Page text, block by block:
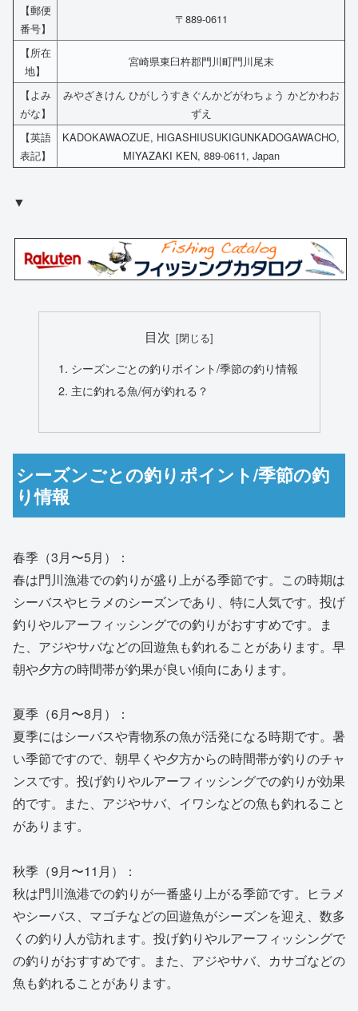
【郵便
番号】
〒889-0611
【所在
地】
宮崎県東臼杵郡門川町門川尾末
【よみ
がな】
みやざきけん ひがしうすきぐんかどがわちょう かどかわお
ずえ
【英語
表記】
KADOKAWAOZUE, HIGASHIUSUKIGUNKADOGAWACHO,
MIYAZAKI KEN, 889-0611, Japan
▼
目次
シーズンごとの釣りポイント/季節の釣り情報
主に釣れる魚/何が釣れる？
シーズンごとの釣りポイント/季節の釣
り情報
春季（3月〜5月）：
春は門川漁港での釣りが盛り上がる季節です。この時期は
シーバスやヒラメのシーズンであり、特に人気です。投げ
釣りやルアーフィッシングでの釣りがおすすめです。ま
た、アジやサバなどの回遊魚も釣れることがあります。早
朝や夕方の時間帯が釣果が良い傾向にあります。
夏季（6月〜8月）：
夏季にはシーバスや青物系の魚が活発になる時期です。暑
い季節ですので、朝早くや夕方からの時間帯が釣りのチャ
ンスです。投げ釣りやルアーフィッシングでの釣りが効果
的です。また、アジやサバ、イワシなどの魚も釣れること
があります。
秋季（9月〜11月）：
秋は門川漁港での釣りが一番盛り上がる季節です。ヒラメ
やシーバス、マゴチなどの回遊魚がシーズンを迎え、数多
くの釣り人が訪れます。投げ釣りやルアーフィッシングで
の釣りがおすすめです。また、アジやサバ、カサゴなどの
魚も釣れることがあります。